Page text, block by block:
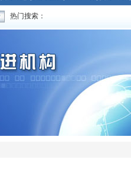
热门搜索：